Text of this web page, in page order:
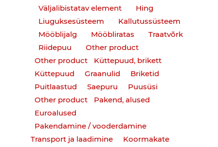
Väljalibistatav element
Hing
Liuguksesüsteem
Kallutussüsteem
Mööblijalg
Mööbliratas
Traatvõrk
Riidepuu
Other product
Other product
Küttepuud, brikett
Küttepuud
Graanulid
Briketid
Puitlaastud
Saepuru
Puusüsi
Other product
Pakend, alused
Euroalused
Pakendamine / vooderdamine
Transport ja laadimine
Koormakate